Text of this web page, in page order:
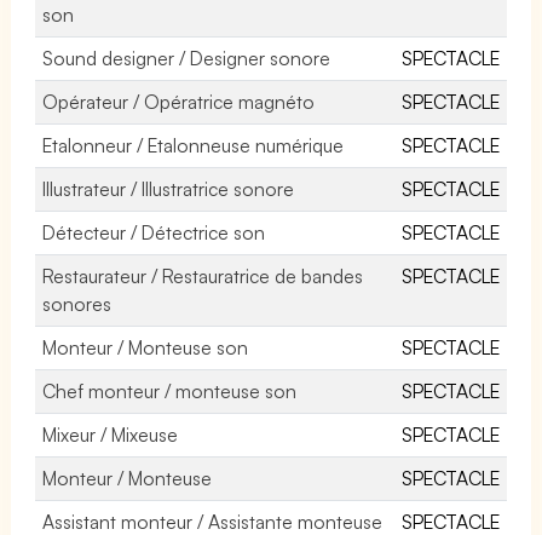
son
Sound designer / Designer sonore
SPECTACLE
Opérateur / Opératrice magnéto
SPECTACLE
Etalonneur / Etalonneuse numérique
SPECTACLE
Illustrateur / Illustratrice sonore
SPECTACLE
Détecteur / Détectrice son
SPECTACLE
Restaurateur / Restauratrice de bandes
sonores
SPECTACLE
Monteur / Monteuse son
SPECTACLE
Chef monteur / monteuse son
SPECTACLE
Mixeur / Mixeuse
SPECTACLE
Monteur / Monteuse
SPECTACLE
Assistant monteur / Assistante monteuse
SPECTACLE